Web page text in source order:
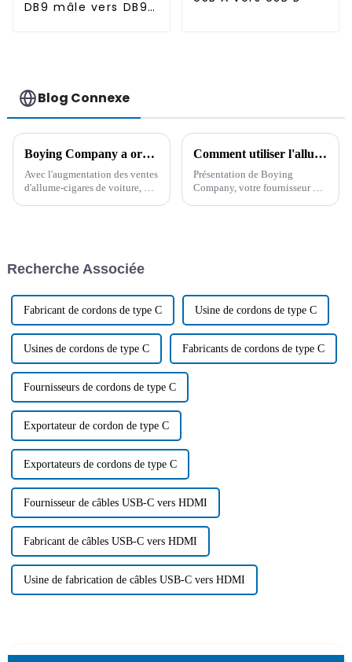
DB9 mâle vers DB9
Blog Connexe
Boying Company a organisé une réunion de gestion de la qualité pour souligner les avantages de qualité des produits de câble
Avec l'augmentation des ventes
d'allume-cigares de voiture, de
société a tenu...
Comment utiliser l'allume-cigare de la voiture ?
Présentation de Boying
Company, votre fournisseur de
Recherche Associée
Fabricant de cordons de type C Usine de cordons de type C
Usines de cordons de type C Fabricants de cordons de type C
Fournisseurs de cordons de type C
Exportateur de cordon de type C
Exportateurs de cordons de type C
Fournisseur de câbles USB-C vers HDMI
Fabricant de câbles USB-C vers HDMI
Usine de fabrication de câbles USB-C vers HDMI